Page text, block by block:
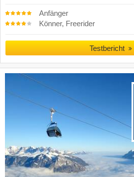
Anfänger
Könner, Freerider
Testbericht